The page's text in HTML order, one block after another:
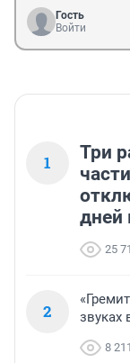
Гость
Войти
1
Три
дней
25
2
звуках
8 211